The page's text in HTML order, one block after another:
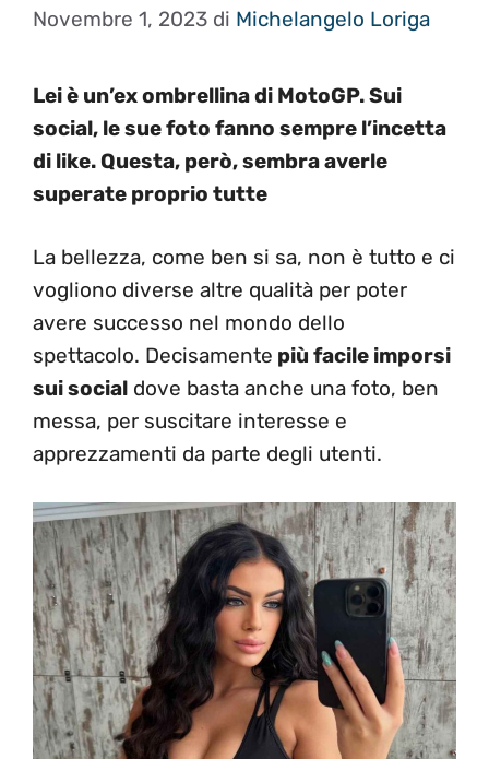
Novembre 1, 2023 di Michelangelo Loriga
Lei è un’ex ombrellina di MotoGP. Sui
social, le sue foto fanno sempre l’incetta
di like. Questa, però, sembra averle
superate proprio tutte
La bellezza, come ben si sa, non è tutto e ci
vogliono diverse altre qualità per poter
avere successo nel mondo dello
spettacolo. Decisamente più facile imporsi
sui social dove basta anche una foto, ben
messa, per suscitare interesse e
apprezzamenti da parte degli utenti.